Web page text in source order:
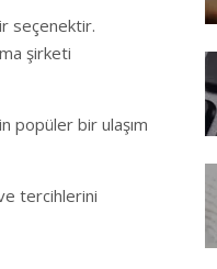
seçenektir.
şirketi
popüler bir ulaşım
tercihlerini